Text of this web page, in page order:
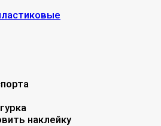
наклейку